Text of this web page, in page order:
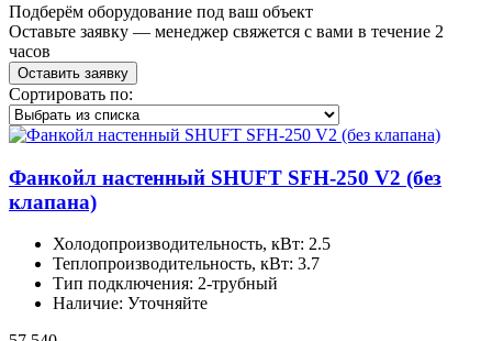
Подберём оборудование под ваш объект
Оставьте заявку — менеджер свяжется с вами в течение 2
часов
Оставить заявку
Сортировать по:
Фанкойл настенный SHUFT SFH-250 V2 (без
клапана)
Холодопроизводительность, кВт: 2.5
Теплопроизводительность, кВт: 3.7
Тип подключения: 2-трубный
Наличие: Уточняйте